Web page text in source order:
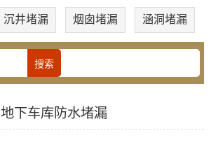
沉井堵漏 烟囱堵漏 涵洞堵漏
地下车库防水堵漏